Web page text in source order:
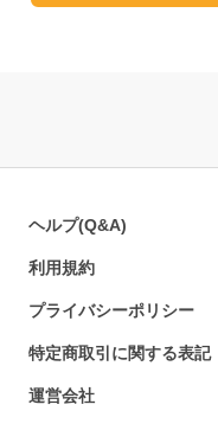
ヘルプ(Q&A)
利用規約
プライバシーポリシー
特定商取引に関する表記
運営会社